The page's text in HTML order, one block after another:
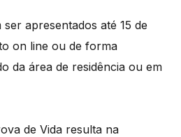
apresentados até 15 de
on line ou de forma
da área de residência ou em
de Vida resulta na